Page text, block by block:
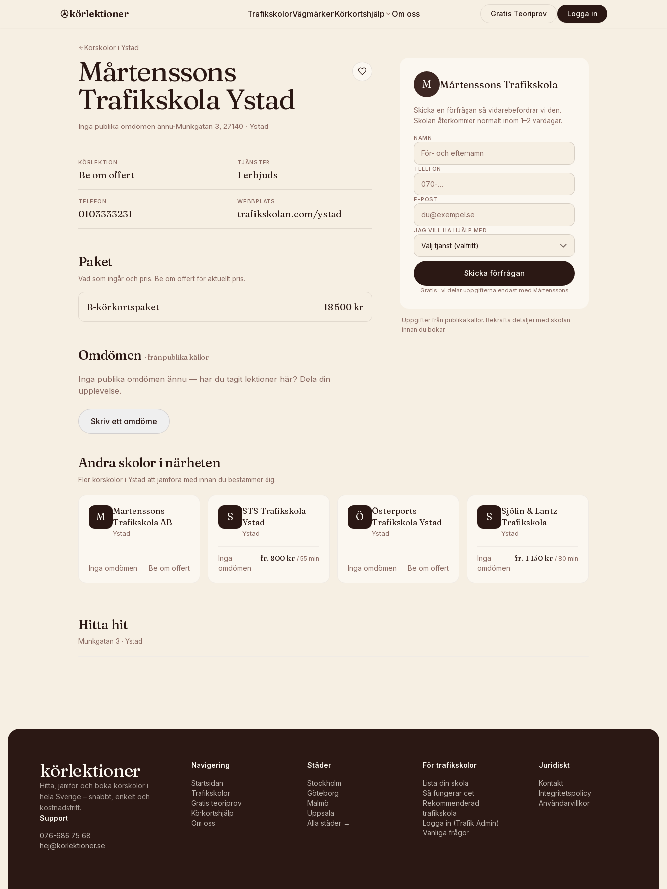
körlektioner TrafikskolorVägmärkenKörkortshjälp Om oss Gratis Teoriprov Logga in
Körskolor i Ystad
Mårtenssons
Trafikskola Ystad
Inga publika omdömen ännu Munkgatan 3, 27140 · Ystad
KÖRLEKTION
Be om offert
TJÄNSTER
1 erbjuds
TELEFON
0103333231
WEBBPLATS
trafikskolan.com/ystad
Paket
Vad som ingår och pris. Be om offert för aktuellt pris.
B-körkortspaket 18 500 kr
Omdömen · från publika källor
Inga publika omdömen ännu — har du tagit lektioner här? Dela din
upplevelse.
Skriv ett omdöme
M Mårtenssons Trafikskola
Skicka en förfrågan så vidarebefordrar vi den.
Skolan återkommer normalt inom 1–2 vardagar.
NAMN
TELEFON
E-POST
JAG VILL HA HJÄLP MED
Välj tjänst (valfritt)
Skicka förfrågan
Gratis · vi delar uppgifterna endast med Mårtenssons
Uppgifter från publika källor. Bekräfta detaljer med skolan
innan du bokar.
Andra skolor i närheten
Fler körskolor i Ystad att jämföra med innan du bestämmer dig.
M
Mårtenssons
Trafikskola AB
Ystad
Inga omdömen Be om offert
S
STS Trafikskola
Ystad
Ystad
Inga
omdömen
fr. 800 kr / 55 min
Ö
Österports
Trafikskola Ystad
Ystad
Inga omdömen Be om offert
S
Sjölin & Lantz
Trafikskola
Ystad
Inga
omdömen
fr. 1 150 kr / 80 min
Hitta hit
Munkgatan 3 · Ystad
körlektioner
Hitta, jämför och boka körskolor i
hela Sverige – snabbt, enkelt och
kostnadsfritt.
Support
076-686 75 68
hej@korlektioner.se
Navigering
Startsidan
Trafikskolor
Gratis teoriprov
Körkortshjälp
Om oss
Städer
Stockholm
Göteborg
Malmö
Uppsala
Alla städer →
För trafikskolor
Lista din skola
Så fungerar det
Rekommenderad
trafikskola
Logga in (Trafik Admin)
Vanliga frågor
Juridiskt
Kontakt
Integritetspolicy
Användarvillkor